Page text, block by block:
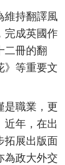
維持翻譯風
完成英國作
二冊的翻
》等重要文
是職業，更
近年，在出
拓展出版面
為政大外交